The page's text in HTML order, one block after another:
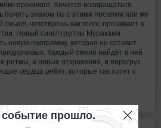
прошлого. Хочется возвращаться,
понять знаком ты с этими песнями или же
чувствуешь как голос проникает в
Новый сингл группы Мураками
новую программу, которая не оставит
Каждый смело найдёт в ней
ритмы, и новые откровения, и перегруз
сердца ребят, которые так хотят с
прошло.